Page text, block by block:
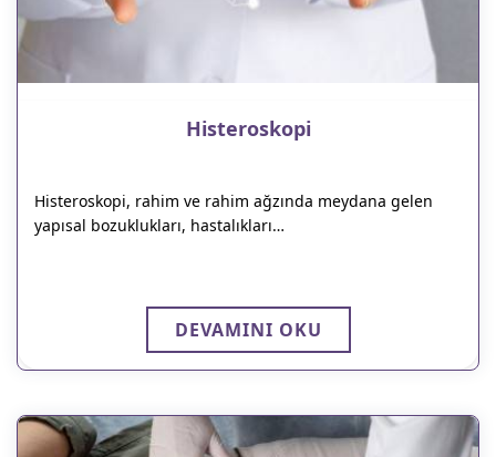
Histeroskopi
Histeroskopi, rahim ve rahim ağzında meydana gelen
yapısal bozuklukları, hastalıkları…
DEVAMINI OKU